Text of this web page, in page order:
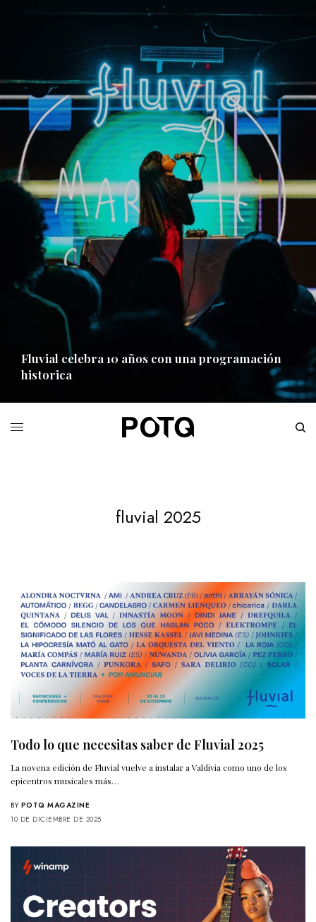
Fluvial celebra 10 años con una programación
historica
fluvial 2025
Todo lo que necesitas saber de Fluvial 2025
La novena edición de Fluvial vuelve a instalar a Valdivia como uno de los
epicentros musicales más…
BY POTQ MAGAZINE
10 DE DICIEMBRE DE 2025